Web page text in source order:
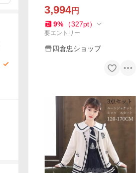
表会
3,994円
9% （327pt）
要エントリー
四倉忠ショップ